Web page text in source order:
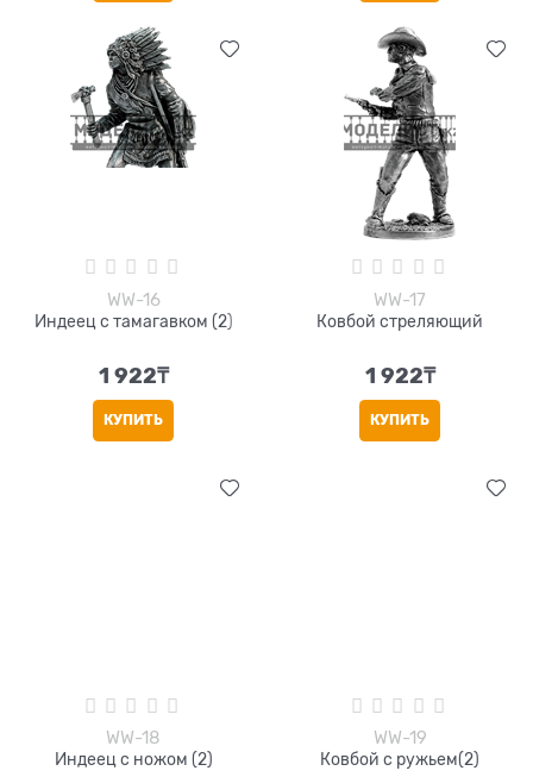
WW-16
Индеец с тамагавком (2)
1 922₸
КУПИТЬ
WW-17
Ковбой стреляющий
1 922₸
КУПИТЬ
WW-18
Индеец с ножом (2)
WW-19
Ковбой с ружьем(2)